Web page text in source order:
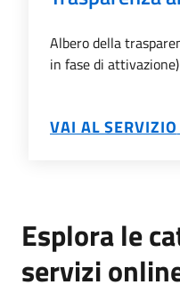
Albero della
in fase di attivazione)
VAI AL SERVIZIO
Esplora le
servizi